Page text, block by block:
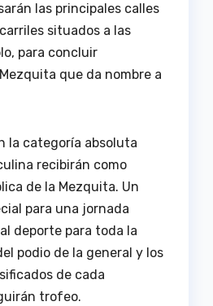
las principales calles
situados a las
para concluir
que da nombre a
la categoría absoluta
recibirán como
de la Mezquita. Un
para una jornada
deporte para toda la
podio de la general y los
de cada
trofeo.